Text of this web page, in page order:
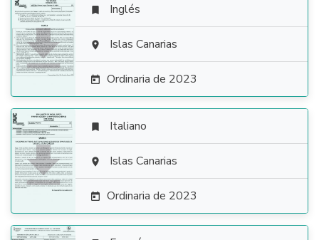

 Inglés
 Islas Canarias
 Ordinaria de 2023

 Italiano
 Islas Canarias
 Ordinaria de 2023